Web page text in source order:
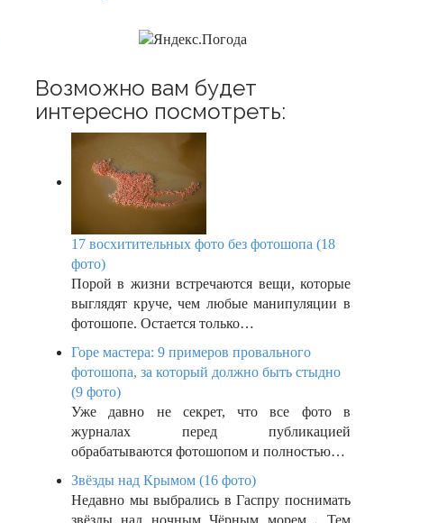
Возможно вам будет
интересно посмотреть:
17 восхитительных фото без фотошопа (18
фото)
Порой в жизни встречаются вещи, которые
выглядят круче, чем любые манипуляции в
фотошопе. Остается только…
Горе мастера: 9 примеров провального
фотошопа, за который должно быть стыдно
(9 фото)
Уже давно не секрет, что все фото в
журналах перед публикацией
обрабатываются фотошопом и полностью…
Звёзды над Крымом (16 фото)
Недавно мы выбрались в Гаспру поснимать
звёзды над ночным Чёрным морем . Тем